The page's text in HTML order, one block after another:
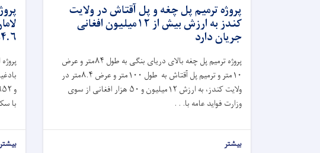
پروژه ترمیم پل چغه و پل آقتاش در ولایت
کندز به ارزش بیش از ۱۲میلیون افغانی
جریان دارد
پروژه ترمیم پل چغه بالای دریای بنگی به طول ۸۴متر و عرض
۱۰متر و ترمیم پل آقتاش به طول ۱۰۰متر و عرض ۸.۴متر در
ولایت کندز، به ارزش ۱۲میلیون و ۵۰ هزار افغانی از سوی
وزارت فواید عامه با. . .
بیشتر
۴.۶میلیارد افغانی جریان دارد
با